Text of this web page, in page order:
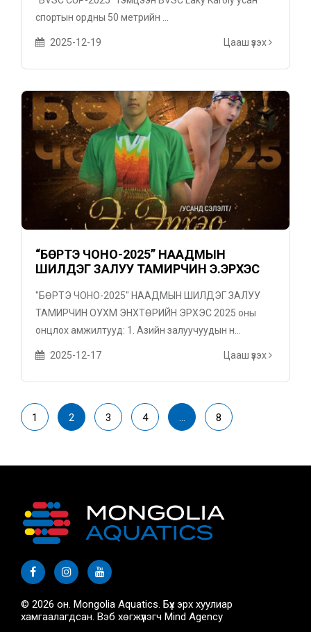
спортын ордны 50 метрийн ...
2025-12-19 Цааш үзэх
“БӨРТЭ ЧОНО-2025” НААДМЫН
ШИЛДЭГ ЗАЛУУ ТАМИРЧИН Э.ЭРХЭС
"БӨРТЭ ЧОНО-2025" НААДМЫН ШИЛДЭГ ЗАЛУУ
ТАМИРЧИН ОУХМ ЭНХТӨРИЙН ЭРХЭС 2025 оны
онцлох амжилтууд: 1. Азийн залуучуудын н...
2025-12-17 Цааш үзэх
1 2 3 4 … 8
© 2026 он. Mongolia Aquatics. Бүх эрх хуулиар
хамгаалагдсан. Вэб хөгжүүлэгч Mind Agency